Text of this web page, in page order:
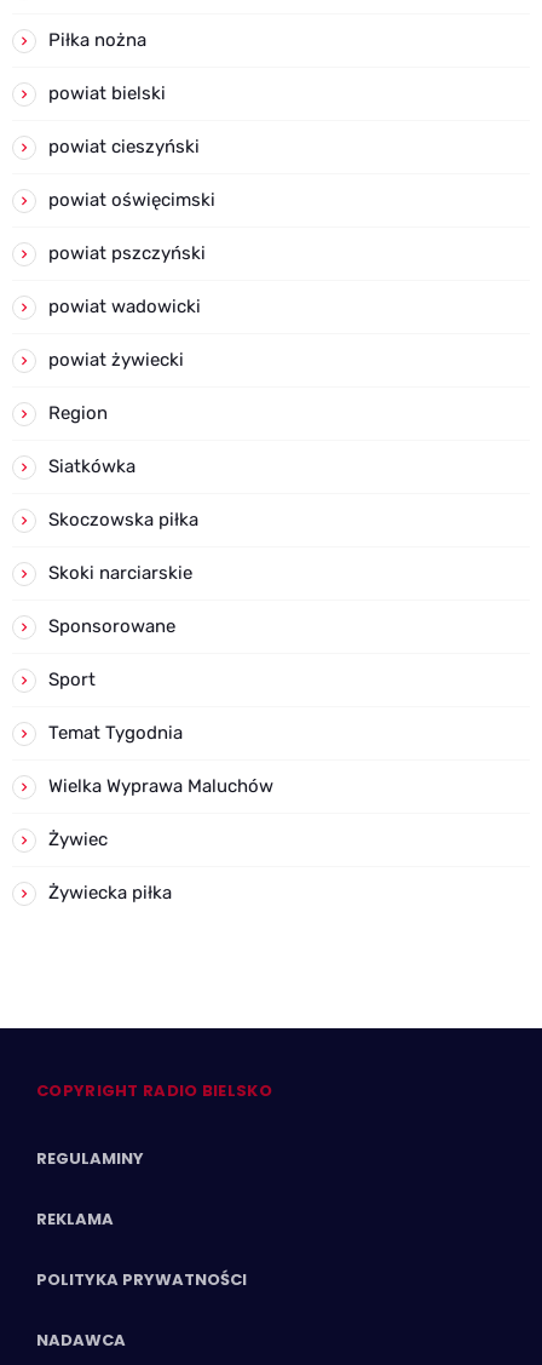
Piłka nożna
powiat bielski
powiat cieszyński
powiat oświęcimski
powiat pszczyński
powiat wadowicki
powiat żywiecki
Region
Siatkówka
Skoczowska piłka
Skoki narciarskie
Sponsorowane
Sport
Temat Tygodnia
Wielka Wyprawa Maluchów
Żywiec
Żywiecka piłka
COPYRIGHT RADIO BIELSKO
REGULAMINY
REKLAMA
POLITYKA PRYWATNOŚCI
NADAWCA